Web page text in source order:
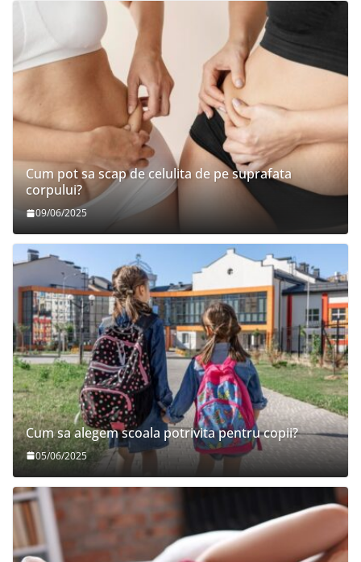
Cum pot sa scap de celulita de pe suprafata
corpului?
09/06/2025
Cum sa alegem scoala potrivita pentru copii?
05/06/2025